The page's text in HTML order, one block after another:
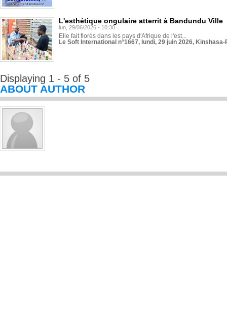
L'esthétique ongulaire atterrit à Bandundu Ville
lun, 29/06/2026 - 10:30
Elle fait florès dans les pays d'Afrique de l'est...
Le Soft International n°1667, lundi, 29 juin 2026,
Displaying 1 - 5 of 5
ABOUT AUTHOR